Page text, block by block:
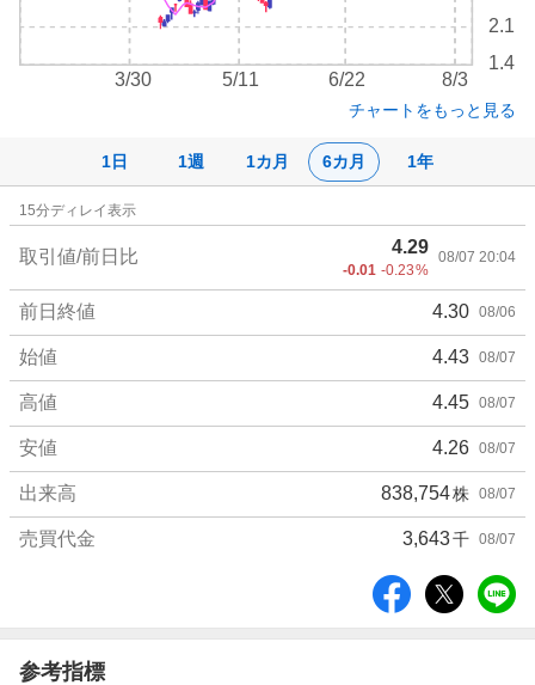
1日 1週 1カ月 6カ月 1年
1.4
2.1
3/30 5/11 6/22 8/3
チャートをもっと見る
価
15分ディレイ表示
取引値/前日比 4.29
-0.01 -0.23%
08/07 20:04
前日終値 4.30 08/06
始値 4.43 08/07
高値 4.45 08/07
安値 4.26 08/07
出来高 838,754株 08/07
売買代金 3,643千 08/07
ア
参考指標